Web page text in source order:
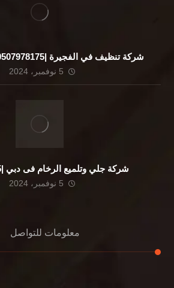
شركة تنظيف في الفجيرة |0507978175| تنظيف و تطهير
5 نوفمبر، 2024
شركة جلي وتلميع الرخام فى دبي |0507978175|
5 نوفمبر، 2024
معلومات للتواصل